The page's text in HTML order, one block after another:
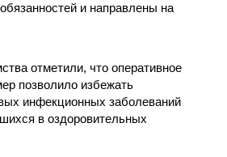
и направлены на
отметили, что оперативное
позволило избежать
инфекционных заболеваний
в оздоровительных